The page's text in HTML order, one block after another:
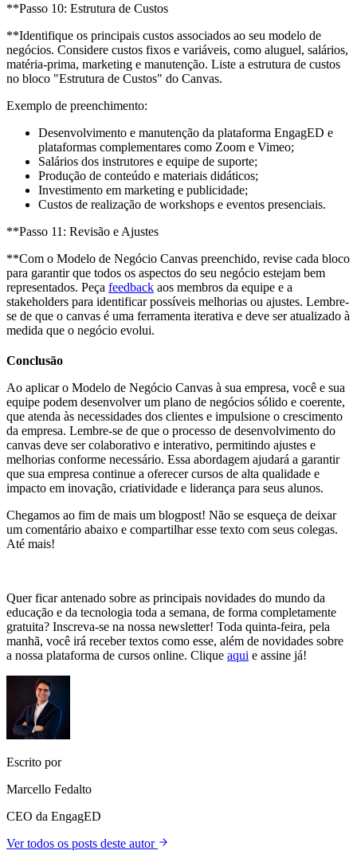
**Passo 10: Estrutura de Custos
**Identifique os principais custos associados ao seu modelo de
negócios. Considere custos fixos e variáveis, como aluguel, salários,
matéria-prima, marketing e manutenção. Liste a estrutura de custos
no bloco "Estrutura de Custos" do Canvas.
Exemplo de preenchimento:
Desenvolvimento e manutenção da plataforma EngagED e
plataformas complementares como Zoom e Vimeo;
Salários dos instrutores e equipe de suporte;
Produção de conteúdo e materiais didáticos;
Investimento em marketing e publicidade;
Custos de realização de workshops e eventos presenciais.
**Passo 11: Revisão e Ajustes
**Com o Modelo de Negócio Canvas preenchido, revise cada bloco
para garantir que todos os aspectos do seu negócio estejam bem
representados. Peça feedback aos membros da equipe e a
stakeholders para identificar possíveis melhorias ou ajustes. Lembre-
se de que o canvas é uma ferramenta iterativa e deve ser atualizado à
medida que o negócio evolui.
Conclusão
Ao aplicar o Modelo de Negócio Canvas à sua empresa, você e sua
equipe podem desenvolver um plano de negócios sólido e coerente,
que atenda às necessidades dos clientes e impulsione o crescimento
da empresa. Lembre-se de que o processo de desenvolvimento do
canvas deve ser colaborativo e interativo, permitindo ajustes e
melhorias conforme necessário. Essa abordagem ajudará a garantir
que sua empresa continue a oferecer cursos de alta qualidade e
impacto em inovação, criatividade e liderança para seus alunos.
Chegamos ao fim de mais um blogpost! Não se esqueça de deixar
um comentário abaixo e compartilhar esse texto com seus colegas.
Até mais!
Quer ficar antenado sobre as principais novidades do mundo da
educação e da tecnologia toda a semana, de forma completamente
gratuita? Inscreva-se na nossa newsletter! Toda quinta-feira, pela
manhã, você irá receber textos como esse, além de novidades sobre
a nossa plataforma de cursos online. Clique aqui e assine já!
Escrito por
Marcello Fedalto
CEO da EngagED
Ver todos os posts deste autor